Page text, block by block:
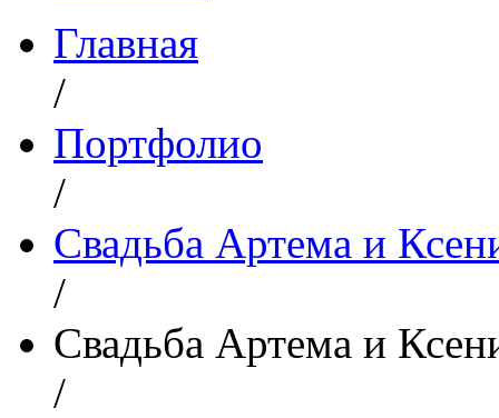
Главная
/
Портфолио
/
Свадьба Артема и
/
Свадьба Артема и
/